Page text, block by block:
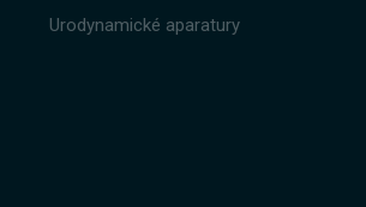
Urodynamické aparatury